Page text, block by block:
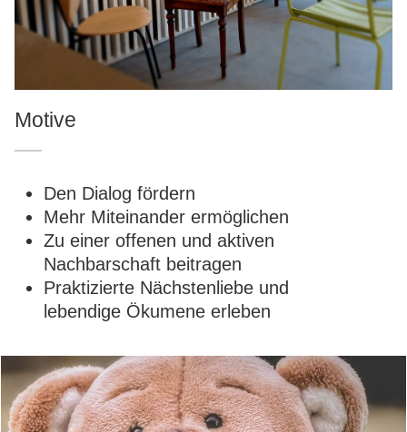
Motive
Den Dialog fördern
Mehr Miteinander ermöglichen
Zu einer offenen und aktiven
Nachbarschaft beitragen
Praktizierte Nächstenliebe und
lebendige Ökumene erleben